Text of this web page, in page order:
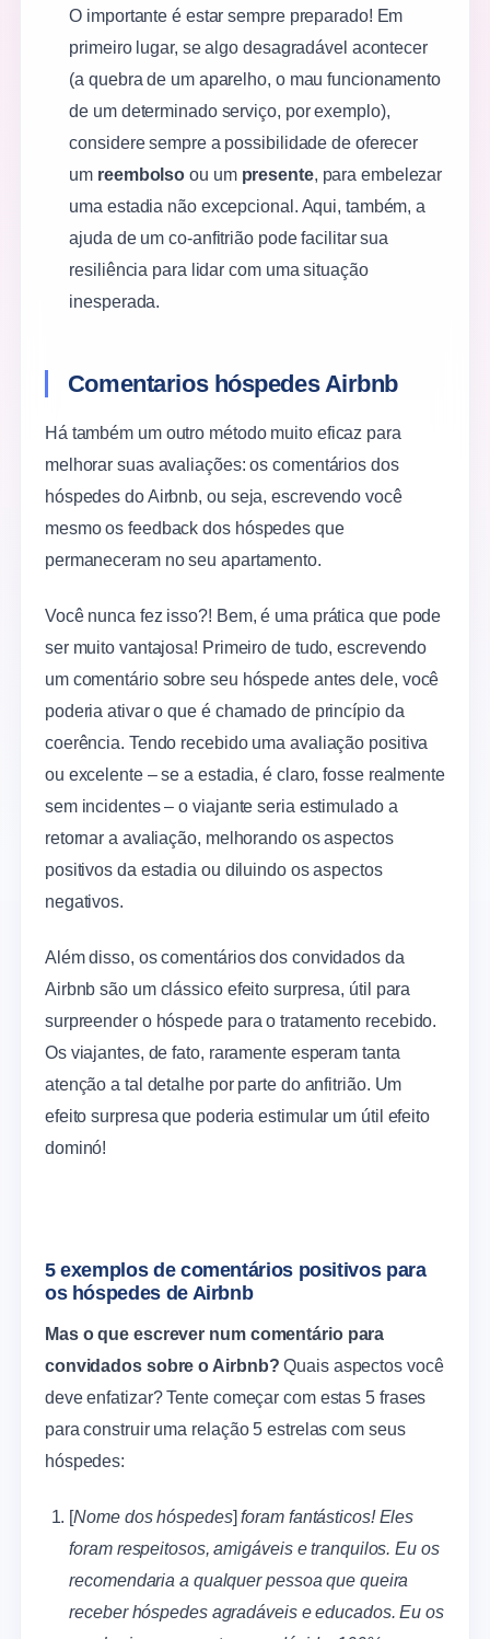
O importante é estar sempre preparado! Em
primeiro lugar, se algo desagradável acontecer
(a quebra de um aparelho, o mau funcionamento
de um determinado serviço, por exemplo),
considere sempre a possibilidade de oferecer
um reembolso ou um presente, para embelezar
uma estadia não excepcional. Aqui, também, a
ajuda de um co-anfitrião pode facilitar sua
resiliência para lidar com uma situação
inesperada.
Comentarios hóspedes Airbnb
Há também um outro método muito eficaz para
melhorar suas avaliações: os comentários dos
hóspedes do Airbnb, ou seja, escrevendo você
mesmo os feedback dos hóspedes que
permaneceram no seu apartamento.
Você nunca fez isso?! Bem, é uma prática que pode
ser muito vantajosa! Primeiro de tudo, escrevendo
um comentário sobre seu hóspede antes dele, você
poderia ativar o que é chamado de princípio da
coerência. Tendo recebido uma avaliação positiva
ou excelente – se a estadia, é claro, fosse realmente
sem incidentes – o viajante seria estimulado a
retornar a avaliação, melhorando os aspectos
positivos da estadia ou diluindo os aspectos
negativos.
Além disso, os comentários dos convidados da
Airbnb são um clássico efeito surpresa, útil para
surpreender o hóspede para o tratamento recebido.
Os viajantes, de fato, raramente esperam tanta
atenção a tal detalhe por parte do anfitrião. Um
efeito surpresa que poderia estimular um útil efeito
dominó!
5 exemplos de comentários positivos para
os hóspedes de Airbnb
Mas o que escrever num comentário para
convidados sobre o Airbnb? Quais aspectos você
deve enfatizar? Tente começar com estas 5 frases
para construir uma relação 5 estrelas com seus
hóspedes:
[Nome dos hóspedes]foram fantásticos! Eles
foram respeitosos, amigáveis e tranquilos. Eu os
recomendaria a qualquer pessoa que queira
receber hóspedes agradáveis e educados. Eu os